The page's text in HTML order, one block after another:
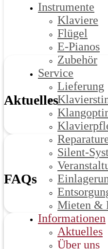
Instrumente
Klaviere
Flügel
E-Pianos
Zubehör
Service
Lieferung
Silent-
Mieten &
Informationen
Aktuelles
Über uns
Aktuelles
FAQs